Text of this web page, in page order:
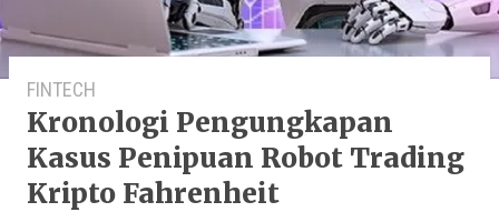
FINTECH
Kronologi Pengungkapan
Kasus Penipuan Robot Trading
Kripto Fahrenheit